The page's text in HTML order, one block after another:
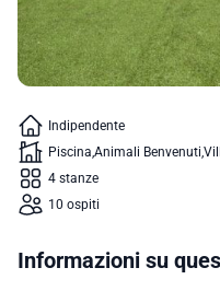
Indipendente
Piscina Animali Benvenuti
4 stanze
10 ospiti
Informazioni su